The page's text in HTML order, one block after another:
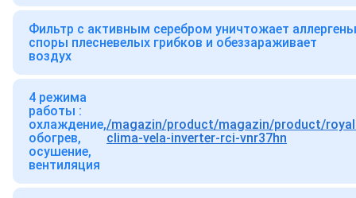
Фильтр с активным серебром уничтожает
споры плесневелых грибков и обеззараживает
воздух
4 режима
работы :
охлаждение,
обогрев,
осушение,
вентиляция
/magazin/product/magazin/product/
clima-vela-inverter-rci-vnr37hn